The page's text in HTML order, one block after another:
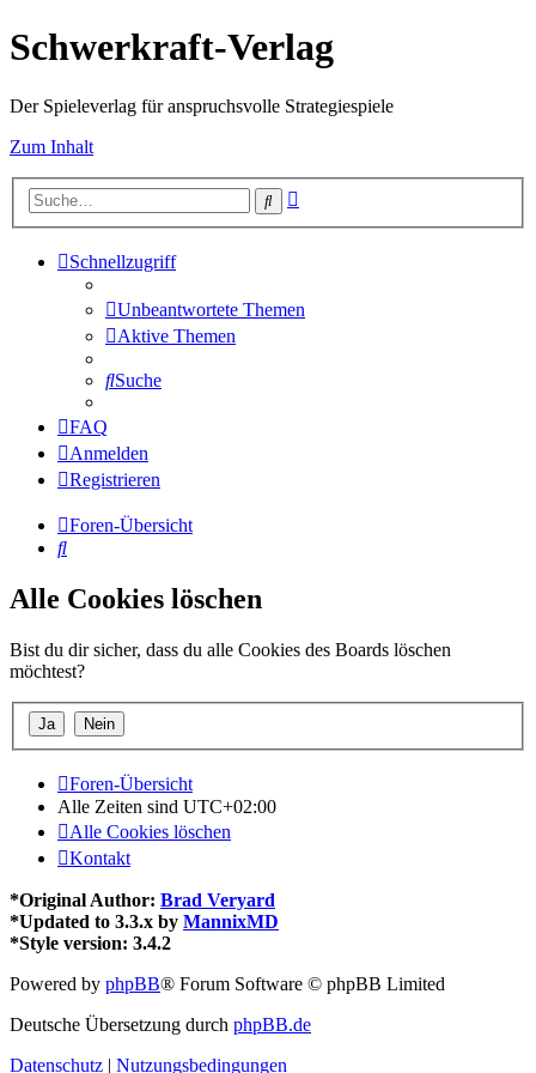
Schwerkraft-Verlag
Der Spieleverlag für anspruchsvolle Strategiespiele
Zum Inhalt
Suche
Schnellzugriff
Unbeantwortete Themen
Aktive Themen
Suche
FAQ
Anmelden
Registrieren
Foren-Übersicht
Suche
Alle Cookies löschen
Bist du dir sicher, dass du alle Cookies des Boards löschen
möchtest?
Foren-Übersicht
Alle Zeiten sind UTC+02:00
Alle Cookies löschen
Kontakt
*Original Author: Brad Veryard
*Updated to 3.3.x by MannixMD
*Style version: 3.4.2
Powered by phpBB® Forum Software © phpBB Limited
Deutsche Übersetzung durch phpBB.de
Datenschutz | Nutzungsbedingungen